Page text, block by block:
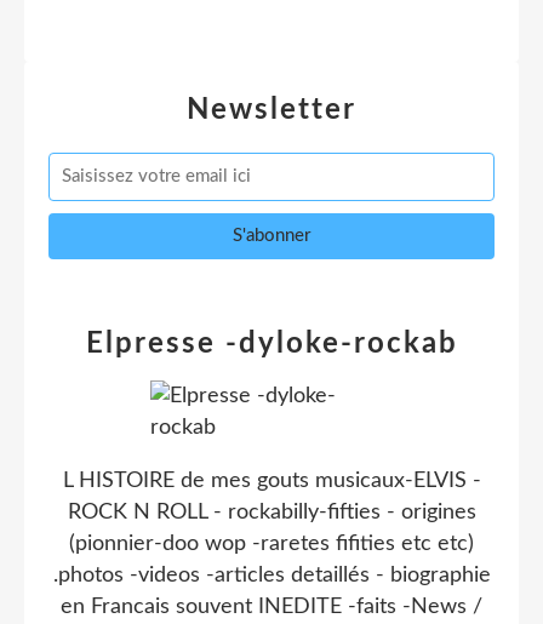
Newsletter
Elpresse -dyloke-rockab
L HISTOIRE de mes gouts musicaux-ELVIS -
ROCK N ROLL - rockabilly-fifties - origines
(pionnier-doo wop -raretes fifities etc etc)
.photos -videos -articles detaillés - biographie
en Francais souvent INEDITE -faits -News /